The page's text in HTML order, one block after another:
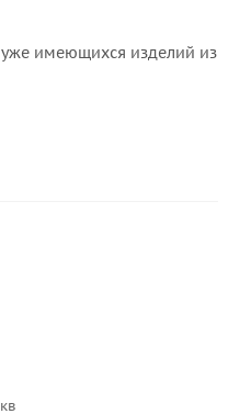
уже имеющихся изделий из